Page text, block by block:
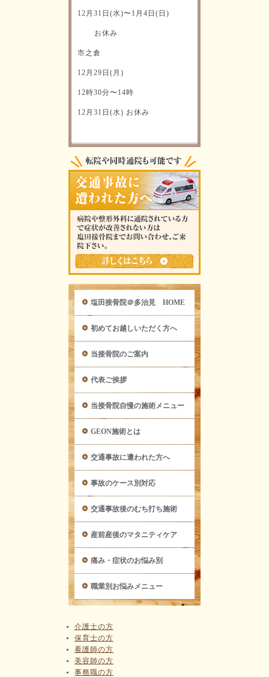
12月31日(水)〜1月4日(日)
お休み
市之倉
12月29日(月)
12時30分〜14時
12月31日(水) お休み
塩田接骨院＠多治見 HOME
初めてお越しいただく方へ
当接骨院のご案内
代表ご挨拶
当接骨院自慢の施術メニュー
GEON施術とは
交通事故に遭われた方へ
事故のケース別対応
交通事故後のむち打ち施術
産前産後のマタニティケア
痛み・症状のお悩み別
職業別お悩みメニュー
介護士の方
保育士の方
看護師の方
美容師の方
事務職の方